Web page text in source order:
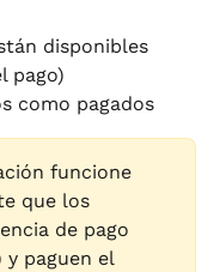
disponibles
pago)
como pagados
funcione
que los
de pago
paguen el